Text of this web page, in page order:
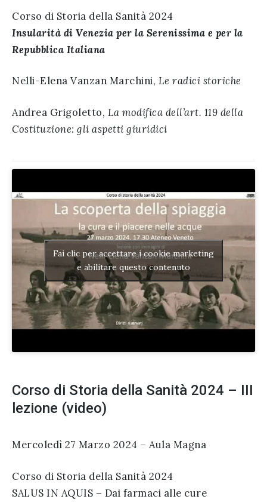
Corso di Storia della Sanità 2024
Insularità di Venezia per la Serenissima e per la
Repubblica Italiana
Nelli-Elena Vanzan Marchini, Le radici storiche
Andrea Grigoletto, La modifica dell’art. 119 della
Costituzione: gli aspetti giuridici
Fai clic per accettare i cookie marketing
e abilitare questo contenuto
Corso di Storia della Sanità 2024 – III
lezione (video)
Mercoledì 27 Marzo 2024 – Aula Magna
Corso di Storia della Sanità 2024
SALUS IN AQUIS – Dai farmaci alle cure